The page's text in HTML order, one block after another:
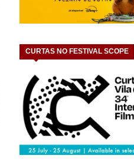
CURTAS NO FESTIVAL SCOPE